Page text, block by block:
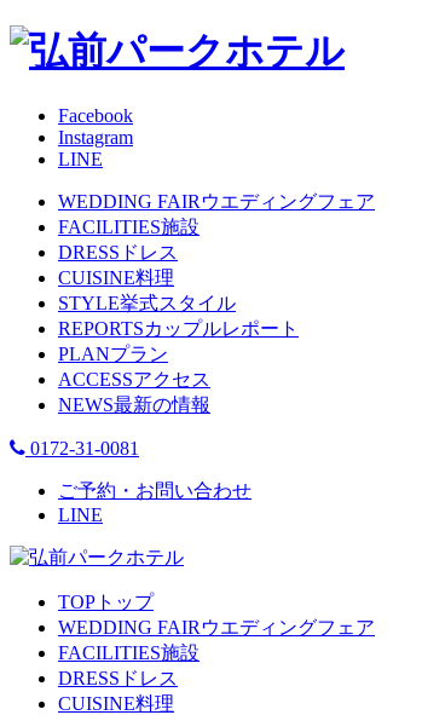
Facebook
Instagram
LINE
WEDDING FAIR ウエディングフェア
FACILITIES施設
DRESS ドレス
CUISINE料理
STYLE挙式スタイル
REPORTSカップルレポート
PLANプラン
ACCESSアクセス
NEWS最新の情報
0172-31-0081
ご予約・お問い合わせ
LINE
TOP トップ
WEDDING FAIR ウエディングフェア
FACILITIES施設
DRESS ドレス
CUISINE料理